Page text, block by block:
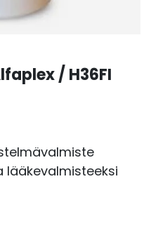
/ H36FI
lääkevalmisteeksi